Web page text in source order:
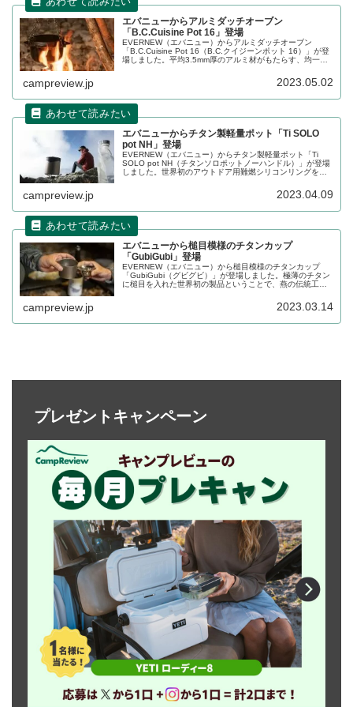
エバニューからアルミダッチオーブン
「B.C.Cuisine Pot 16」登場
EVERNEW（エバニュー）からアルミダッチオーブン
「B.C.Cuisine Pot 16（B.C.クイジーンポット 16）」が登
場しました。平均3.5mm厚のアルミ材がもたらす、均一な
campreview.jp 2023.05.02
エバニューからチタン製軽量ポット「Ti SOLO
pot NH」登場
EVERNEW（エバニュー）からチタン製軽量ポット「Ti
SOLO pot NH（チタンソロポットノーハンドル）」が登場
しました。世界初のアウトドア用難燃シリコンリングを装
ットの中に収納できます。詳細をレビューします。
campreview.jp 2023.04.09
エバニューから槌目模様のチタンカップ
「GubiGubi」登場
EVERNEW（エバニュー）から槌目模様のチタンカップ
「GubiGubi（グビグビ）」が登場しました。極薄のチタン
に槌目を入れた世界初の製品ということで、燕の伝統工芸
campreview.jp 2023.03.14
プレゼントキャンペーン